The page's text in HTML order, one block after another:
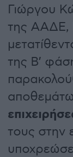
Γιώργου
της ΑΑΔΕ,
της Β’
τους στην